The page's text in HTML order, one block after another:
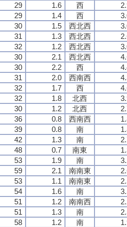
29 1.6 西
29 1.4 西
30 1.5 西北西
31 1.3 西北西
32 1.2 西北西
30 2.1 西北西
30 2.2 西
31 2.0 西南西
32 1.7 西
32 1.8 北西
30 1.2 北西
36 0.8 西南西
39 0.8 南
42 1.3 南
48 0.7 南東
53 1.9 南
59 2.1 南南東
53 1.1 南南東
54 1.6 南
51 1.2 南南西
51 1.3 南
58 1.2 南